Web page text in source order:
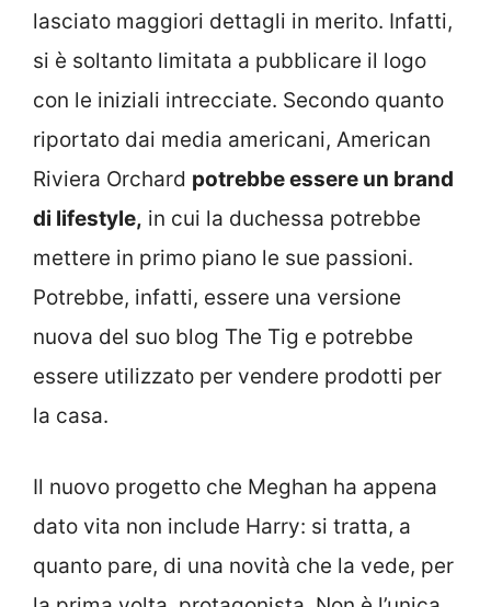
lasciato maggiori dettagli in merito. Infatti,
si è soltanto limitata a pubblicare il logo
con le iniziali intrecciate. Secondo quanto
riportato dai media americani, American
Riviera Orchard potrebbe essere un brand
di lifestyle, in cui la duchessa potrebbe
mettere in primo piano le sue passioni.
Potrebbe, infatti, essere una versione
nuova del suo blog The Tig e potrebbe
essere utilizzato per vendere prodotti per
la casa.
Il nuovo progetto che Meghan ha appena
dato vita non include Harry: si tratta, a
quanto pare, di una novità che la vede, per